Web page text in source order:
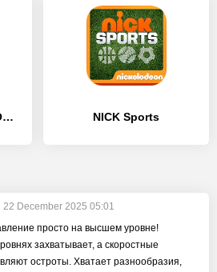
Race and Smash - [MOD Бесконечные монеты] NICK Sports
22 December 2025 05:01
просто на высшем уровне!
захватывает, а скоростные
остроты. Хватает разнообразия,